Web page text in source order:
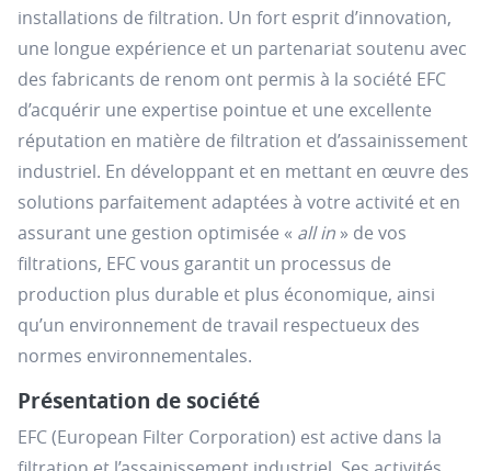
installations de filtration. Un fort esprit d’innovation,
une longue expérience et un partenariat soutenu avec
des fabricants de renom ont permis à la société EFC
d’acquérir une expertise pointue et une excellente
réputation en matière de filtration et d’assainissement
industriel. En développant et en mettant en œuvre des
solutions parfaitement adaptées à votre activité et en
assurant une gestion optimisée « all in » de vos
filtrations, EFC vous garantit un processus de
production plus durable et plus économique, ainsi
qu’un environnement de travail respectueux des
normes environnementales.
Présentation de société
EFC (European Filter Corporation) est active dans la